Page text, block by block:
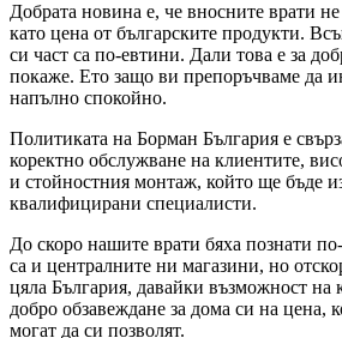
Добрата новина е, че вносните врати
като цена от българските продукти.
си част са по-евтини. Дали това е за
покаже. Ето защо ви препоръчваме да
напълно спокойно.
Политиката на Борман България е
коректно обслужване на клиентите,
и стойностния монтаж, който ще бъде
квалифицирани специалисти.
До скоро нашите врати бяха познати
са и централните ни магазини, но
цяла България, давайки възможност на
добро обзавеждане за дома си на цена,
могат да си позволят.